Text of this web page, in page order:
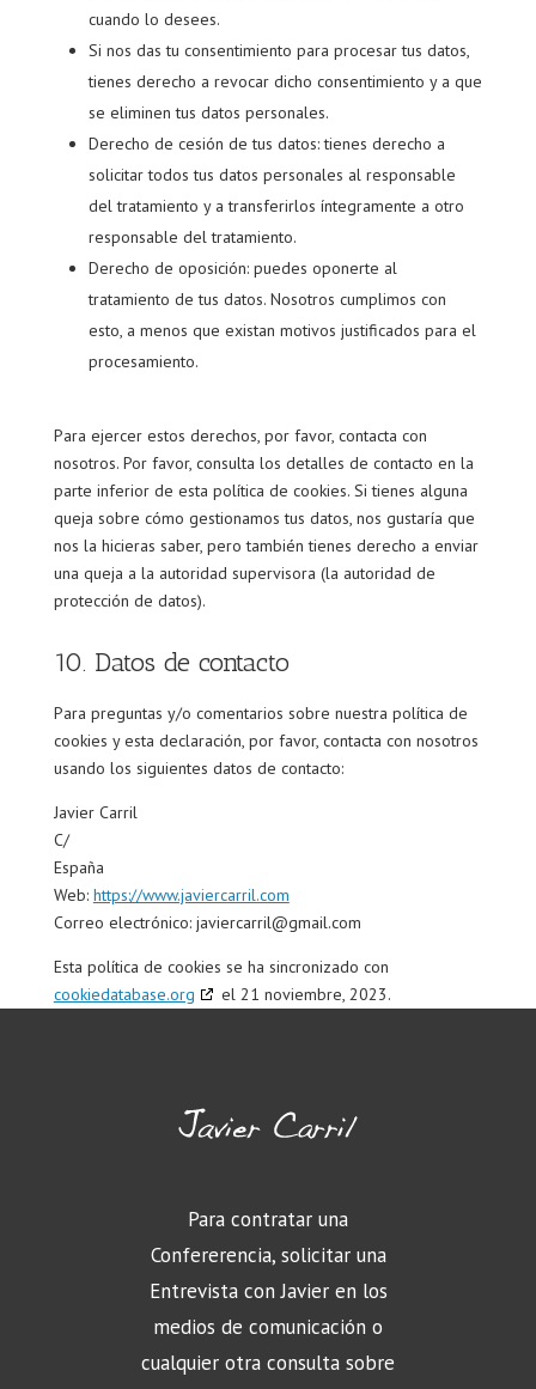
cuando lo desees.
Si nos das tu consentimiento para procesar tus datos,
tienes derecho a revocar dicho consentimiento y a que
se eliminen tus datos personales.
Derecho de cesión de tus datos: tienes derecho a
solicitar todos tus datos personales al responsable
del tratamiento y a transferirlos íntegramente a otro
responsable del tratamiento.
Derecho de oposición: puedes oponerte al
tratamiento de tus datos. Nosotros cumplimos con
esto, a menos que existan motivos justificados para el
procesamiento.
Para ejercer estos derechos, por favor, contacta con
nosotros. Por favor, consulta los detalles de contacto en la
parte inferior de esta política de cookies. Si tienes alguna
queja sobre cómo gestionamos tus datos, nos gustaría que
nos la hicieras saber, pero también tienes derecho a enviar
una queja a la autoridad supervisora (la autoridad de
protección de datos).
10. Datos de contacto
Para preguntas y/o comentarios sobre nuestra política de
cookies y esta declaración, por favor, contacta con nosotros
usando los siguientes datos de contacto:
Javier Carril
C/
España
Web: https://www.javiercarril.com
Correo electrónico: javiercarril@gmail.com
Esta política de cookies se ha sincronizado con
cookiedatabase.org
el 21 noviembre, 2023.
Para contratar una
Confererencia, solicitar una
Entrevista con Javier en los
medios de comunicación o
cualquier otra consulta sobre